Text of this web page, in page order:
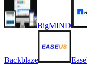
BigMIND
Backblaze